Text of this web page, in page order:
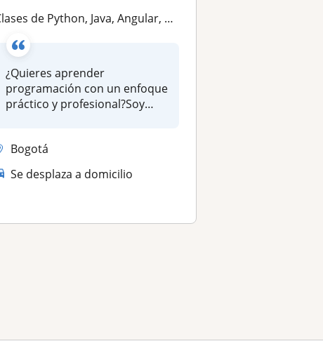
Clases de Python, Java, Angular, Git ,Cloud , CSS/HTML| Aprende con proyectos reales
¿Quieres aprender
programación con un enfoque
práctico y profesional?Soy
Bogotá
Se desplaza a domicilio